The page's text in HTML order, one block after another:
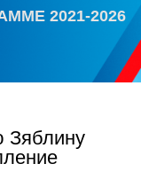
2021-2026
Зяблину